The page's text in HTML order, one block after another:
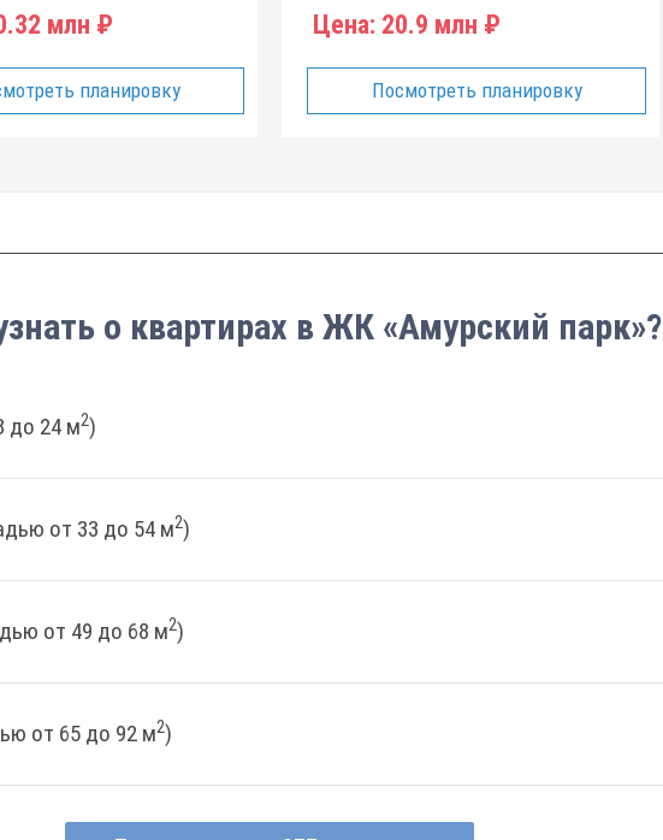
млн ₽
планировку
Цена: 20.9 млн ₽
Посмотреть планировку
о квартирах в ЖК «Амурский парк»?
до 24 м2)
от 33 до 54 м2)
от 49 до 68 м2)
от 65 до 92 м2)